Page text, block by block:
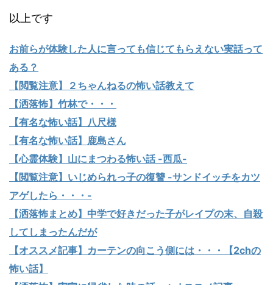
以上です
お前らが体験した人に言っても信じてもらえない実話って
ある？
【閲覧注意】２ちゃんねるの怖い話教えて
【洒落怖】竹林で・・・
【有名な怖い話】八尺様
【有名な怖い話】鹿島さん
【心霊体験】山にまつわる怖い話 -西瓜-
【閲覧注意】いじめられっ子の復讐 -サンドイッチをカツ
アゲしたら・・・-
【洒落怖まとめ】中学で好きだった子がレイプの末、自殺
してしまったんだが
【オススメ記事】カーテンの向こう側には・・・【2chの
怖い話】